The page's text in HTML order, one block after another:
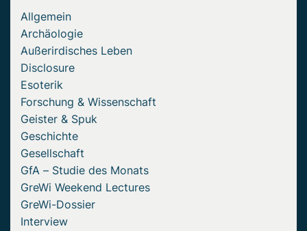
Allgemein
Archäologie
Außerirdisches Leben
Disclosure
Esoterik
Forschung & Wissenschaft
Geister & Spuk
Geschichte
Gesellschaft
GfA – Studie des Monats
GreWi Weekend Lectures
GreWi-Dossier
Interview